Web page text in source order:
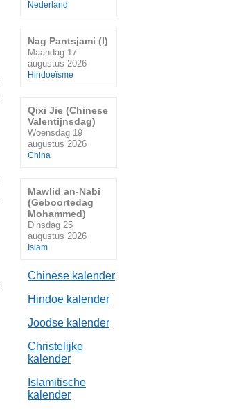
Nederland
Nag Pantsjami (I)
Maandag 17
augustus 2026
Hindoeïsme
Qixi Jie (Chinese
Valentijnsdag)
Woensdag 19
augustus 2026
China
Mawlid an-Nabi
(Geboortedag
Mohammed)
Dinsdag 25
augustus 2026
Islam
Chinese kalender
Hindoe kalender
Joodse kalender
Christelijke
kalender
Islamitische
kalender